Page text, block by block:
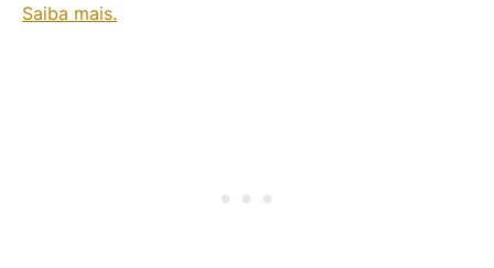
Saiba mais.